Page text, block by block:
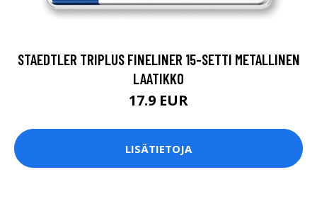
STAEDTLER TRIPLUS FINELINER 15-SETTI METALLINEN
LAATIKKO
17.9 EUR
LISÄTIETOJA